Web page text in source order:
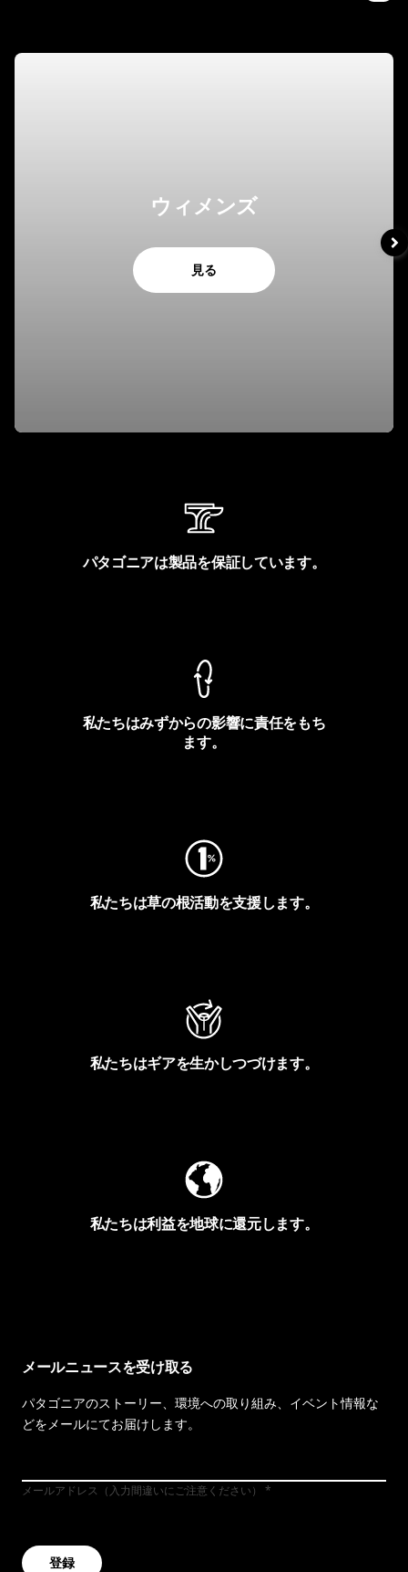
ウィメンズ
見る
パタゴニアは製品を保証しています。
私たちはみずからの影響に責任をもち
ます。
私たちは草の根活動を支援します。
私たちはギアを生かしつづけます。
私たちは利益を地球に還元します。
メールニュースを受け取る
パタゴニアのストーリー、環境への取り組み、イベント情報な
どをメールにてお届けします。
メールアドレス（入力間違いにご注意ください）
登録